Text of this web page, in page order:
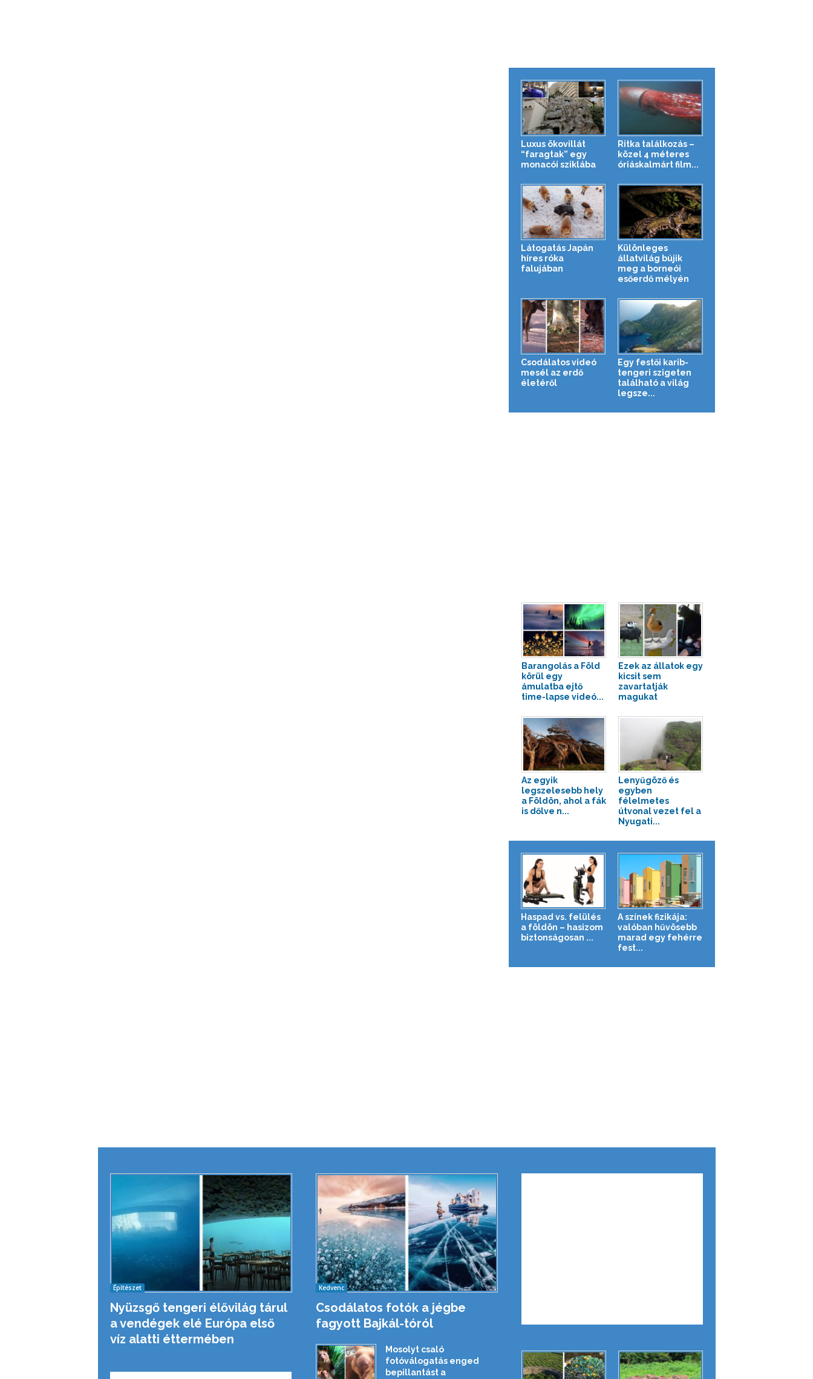
Luxus ökovillát
“faragtak” egy
monacói sziklába
Ritka találkozás –
közel 4 méteres
óriáskalmárt film...
Látogatás Japán
híres róka
falujában
Különleges
állatvilág bújik
meg a borneói
esőerdő mélyén
Csodálatos videó
mesél az erdő
életéről
Egy festői karib-
tengeri szigeten
található a világ
legsze...
Barangolás a Föld
körül egy
ámulatba ejtő
time-lapse videó...
Ezek az állatok egy
kicsit sem
zavartatják
magukat
Az egyik
legszelesebb hely
a Földön, ahol a fák
is dőlve n...
Lenyűgöző és
egyben
félelmetes
útvonal vezet fel a
Nyugati...
Haspad vs. felülés
a földön – hasizom
biztonságosan ...
A színek fizikája:
valóban hűvösebb
marad egy fehérre
fest...
Építészet
Nyüzsgő tengeri élővilág tárul
a vendégek elé Európa első
víz alatti éttermében
Kedvenc
Csodálatos fotók a jégbe
fagyott Bajkál-tóról
Mosolyt csaló
fotóválogatás enged
bepillantást a